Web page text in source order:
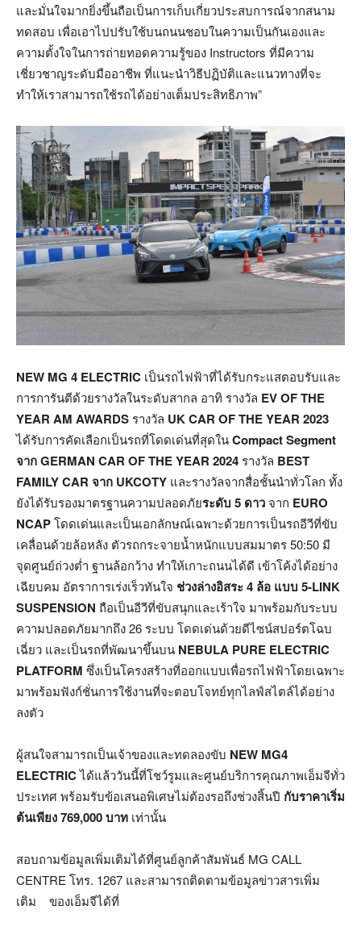
และมั่นใจมากยิ่งขึ้นถือเป็นการเก็บเกี่ยวประสบการณ์จากสนาม
ทดสอบ เพื่อเอาไปปรับใช้บนถนนชอบในความเป็นกันเองและ
ความตั้งใจในการถ่ายทอดความรู้ของ Instructors ที่มีความ
เชี่ยวชาญระดับมืออาชีพ ที่แนะนำวิธีปฏิบัติและแนวทางที่จะ
ทำให้เราสามารถใช้รถได้อย่างเต็มประสิทธิภาพ”
NEW MG 4 ELECTRIC เป็นรถไฟฟ้าที่ได้รับกระแสตอบรับและ
การการันตีด้วยรางวัลในระดับสากล อาทิ รางวัล EV OF THE
YEAR AM AWARDS รางวัล UK CAR OF THE YEAR 2023
ได้รับการคัดเลือกเป็นรถที่โดดเด่นที่สุดในCompact Segment
จาก GERMAN CAR OF THE YEAR 2024 รางวัล BEST
FAMILY CAR จาก UKCOTY และรางวัลจากสื่อชั้นนำทั่วโลก ทั้ง
ยังได้รับรองมาตรฐานความปลอดภัยระดับ 5 ดาว จาก EURO
NCAPโดดเด่นและเป็นเอกลักษณ์เฉพาะด้วยการเป็นรถอีวีที่ขับ
เคลื่อนด้วยล้อหลัง ตัวรถกระจายน้ำหนักแบบสมมาตร 50:50 มี
จุดศูนย์ถ่วงต่ำ ฐานล้อกว้าง ทำให้เกาะถนนได้ดี เข้าโค้งได้อย่าง
เฉียบคม อัตราการเร่งเร็วทันใจ ช่วงล่างอิสระ4 ล้อ แบบ 5-LINK
SUSPENSION ถือเป็นอีวีที่ขับสนุกและเร้าใจ มาพร้อมกับระบบ
ความปลอดภัยมากถึง 26 ระบบ โดดเด่นด้วยดีไซน์สปอร์ตโฉบ
เฉี่ยว และเป็นรถที่พัฒนาขึ้นบน NEBULA PURE ELECTRIC
PLATFORM ซึ่งเป็นโครงสร้างที่ออกแบบเพื่อรถไฟฟ้าโดยเฉพาะ
มาพร้อมฟังก์ชั่นการใช้งานที่จะตอบโจทย์ทุกไลฟ์สไตล์ได้อย่าง
ลงตัว
ผู้สนใจสามารถเป็นเจ้าของและทดลองขับ NEW MG4
ELECTRICได้แล้ววันนี้ที่โชว์รูมและศูนย์บริการคุณภาพเอ็มจีทั่ว
ประเทศ พร้อมรับข้อเสนอพิเศษไม่ต้องรอถึงช่วงสิ้นปี กับราคาเริ่ม
ต้นเพียง769,000 บาท เท่านั้น
สอบถามข้อมูลเพิ่มเติมได้ที่ศูนย์ลูกค้าสัมพันธ์ MG CALL
CENTRE โทร. 1267 และสามารถติดตามข้อมูลข่าวสารเพิ่ม
เติม ของเอ็มจีได้ที่